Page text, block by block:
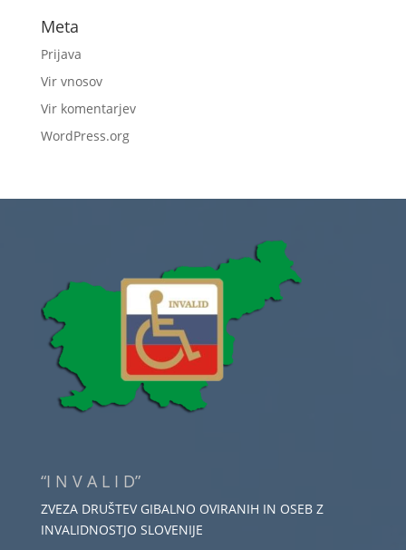
Meta
Prijava
Vir vnosov
Vir komentarjev
WordPress.org
“I N V A L I D”
ZVEZA DRUŠTEV GIBALNO OVIRANIH IN OSEB Z
INVALIDNOSTJO SLOVENIJE